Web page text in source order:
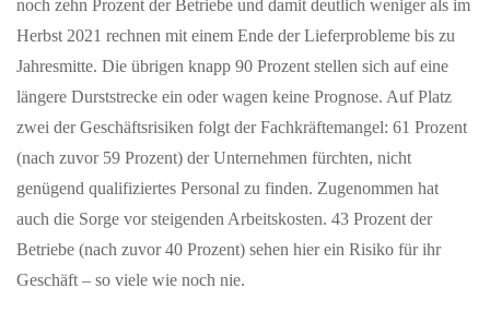
ZURZACH Care baut die etablierte Rehaklinik
Limmattal aus
Mehr Betten, erweitertes Therapieangebot und neue chefärztliche
Leitung stärken die regionale Rehabilitationsversorgung.
MAI 26, 2026
noch zehn Prozent der Betriebe und damit deutlich weniger als im
Herbst 2021 rechnen mit einem Ende der Lieferprobleme bis zu
Jahresmitte. Die übrigen knapp 90 Prozent stellen sich auf eine
längere Durststrecke ein oder wagen keine Prognose. Auf Platz
zwei der Geschäftsrisiken folgt der Fachkräftemangel: 61 Prozent
(nach zuvor 59 Prozent) der Unternehmen fürchten, nicht
genügend qualifiziertes Personal zu finden. Zugenommen hat
auch die Sorge vor steigenden Arbeitskosten. 43 Prozent der
Betriebe (nach zuvor 40 Prozent) sehen hier ein Risiko für ihr
Geschäft – so viele wie noch nie.